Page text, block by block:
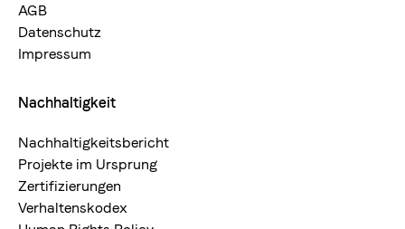
AGB
Datenschutz
Impressum
Nachhaltigkeit
Nachhaltigkeitsbericht
Projekte im Ursprung
Zertifizierungen
Verhaltenskodex